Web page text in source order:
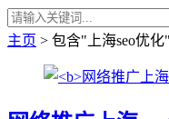
主页 > 包含"上海seo优